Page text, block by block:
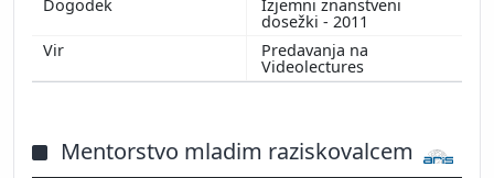
1993
Izjemni znanstveni
dosežki - 2011
Predavanja na
Videolectures
Mentorstvo mladim raziskovalcem